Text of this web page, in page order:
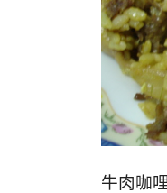
牛肉咖